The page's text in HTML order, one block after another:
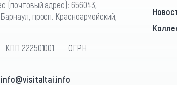
(почтовый адрес): 656043,
просп. Красноармейский,
КПП 222501001 ОГРН
info@visitaltai.info